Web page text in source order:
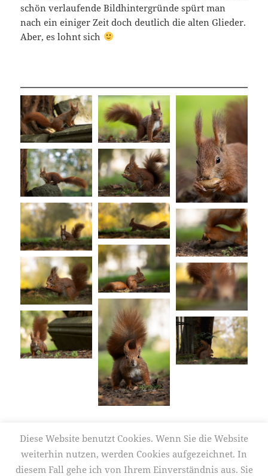
schön verlaufende Bildhintergründe spürt man
nach ein einiger Zeit doch deutlich die alten Glieder.
Aber, es lohnt sich
Veröffentlicht
am
27. April 2025 Autor
Frank Körver Kategorien
Frühling ,Garten,
Naturfotografie,Park,Tierfotografie,Tierverhalten,Wald 2025,
Eichhörnchen
flink Friedhof Frühling Garten schnell
Diese Website benutzt Cookies. Wenn Sie die Website
weiterhin nutzen, werden Cookies aufgezeichnet. In
diesem Fall gehe ich von Ihrem Einverständnis aus. Sie